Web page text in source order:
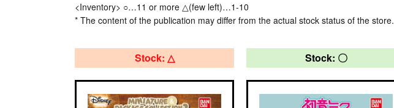
<Inventory> ○…11 or more △(few left)…1-10
* The content of the publication may differ from the actual stock status of the store.
Stock: △ Stock: 〇